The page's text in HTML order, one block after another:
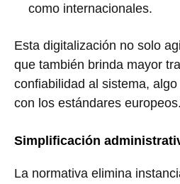
como internacionales.
Esta digitalización no solo
que también brinda mayor
confiabilidad al sistema,
con los estándares europeos.
Simplificación
La normativa elimina